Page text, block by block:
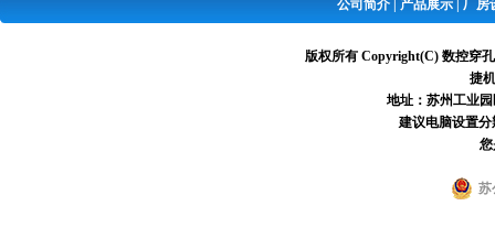
公司简介 产品展示 厂房
版权所有 Copyright(C) 数控穿
捷
地址：苏州工业园
建议电脑设置分
苏